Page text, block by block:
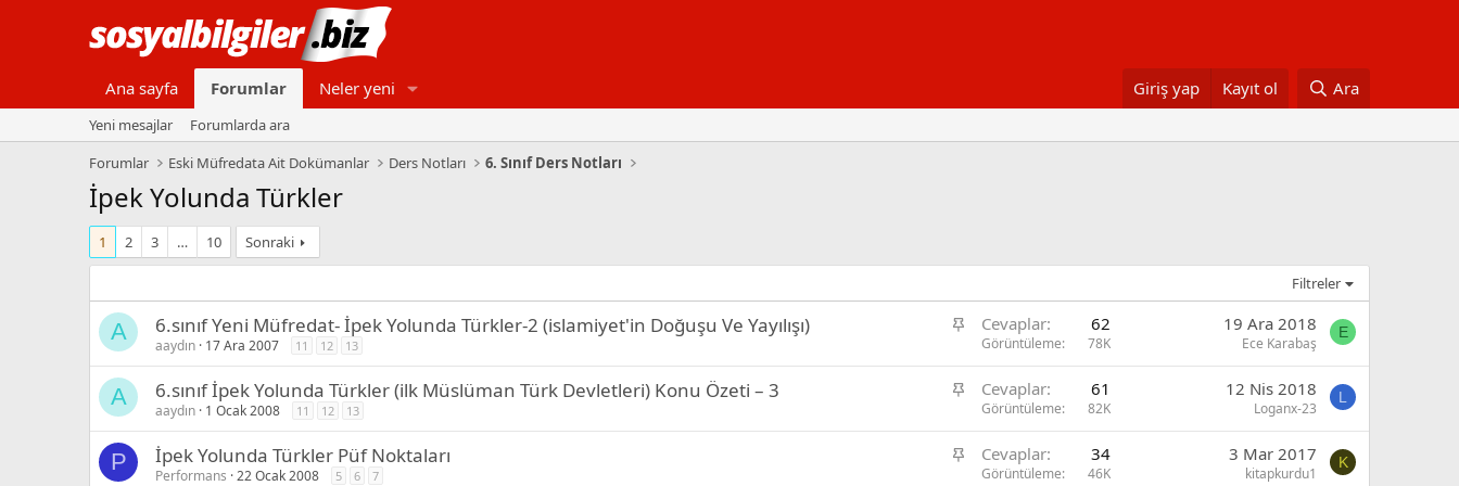
Ana sayfa Forumlar Neler yeni Giriş yap Kayıt ol Ara
Yeni mesajlar
Forumlarda ara
Forumlar
Eski Müfredata Ait Dokümanlar Ders Notları 6. Sınıf Ders Notları
İpek Yolunda Türkler
1 2 3 … 10 Sonraki
Filtreler
A
S
b
i
6.sınıf Yeni Müfredat- İpek Yolunda Türkler-2 (islamiyet'in Doğuşu Ve Yayılışı)
aaydın 17 Ara 2007 11 12 13
Cevaplar 62
Görüntüleme 78K
19 Ara 2018
Ece Karabaş
E
A
S
b
i
6.sınıf İpek Yolunda Türkler (ilk Müslüman Türk Devletleri) Konu Özeti – 3
aaydın 1 Ocak 2008 11 12 13
Cevaplar 61
Görüntüleme 82K
12 Nis 2018
Loganx-23
L
P
S
İpek Yolunda Türkler Püf Noktaları
Performans 22 Ocak 2008 5 6 7
Cevaplar 34
Görüntüleme 46K
3 Mar 2017
kitapkurdu1
K